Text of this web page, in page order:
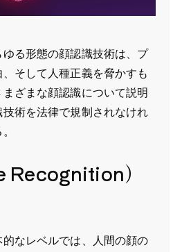
る形態の顔認識技術は、プ
そして人種正義を脅かすも
ざまな顔認識について説明
術を法律で規制されなけれ
Recognition）
なレベルでは、人間の顔の